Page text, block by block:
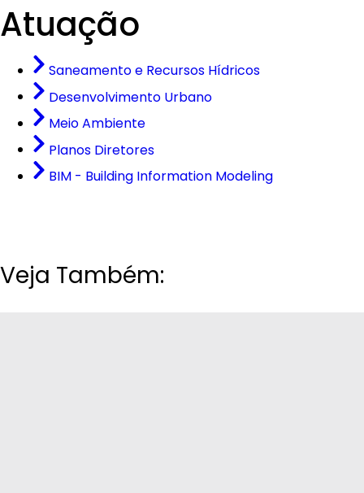
Atuação
Saneamento e Recursos Hídricos
Desenvolvimento Urbano
Meio Ambiente
Planos Diretores
BIM - Building Information Modeling
Veja Também: